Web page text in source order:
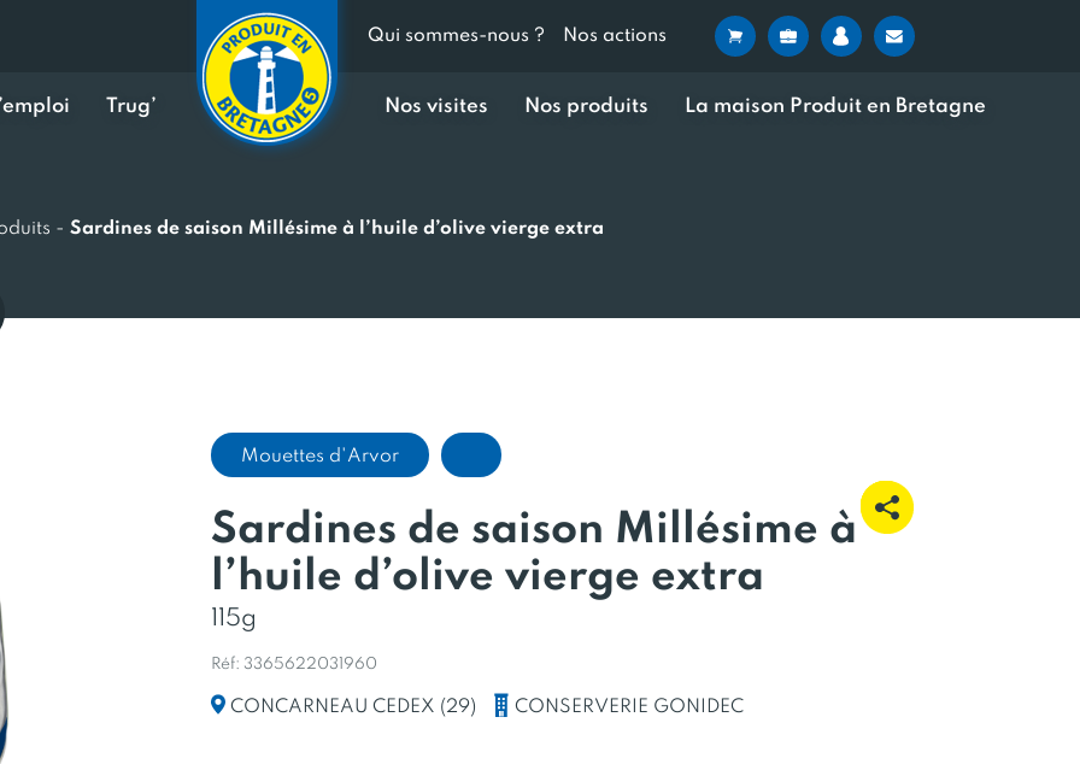
Qui sommes-nous ? Nos actions
Trug’ Nos visites Nos produits La maison Produit en Bretagne
- Sardines de saison Millésime à l’huile d’olive vierge extra
Mouettes d'Arvor
Sardines de saison Millésime à
l’huile d’olive vierge extra
115g
Réf: 3365622031960
CONCARNEAU CEDEX (29) CONSERVERIE GONIDEC